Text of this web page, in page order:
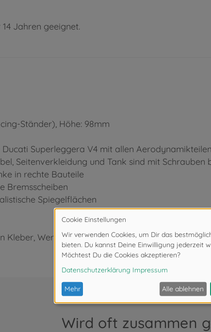
Jahren geeignet.
Ständer), Höhe: 98mm
Superleggera V4 mit allen Aerodynamikteilen
Seitenverkleidung und Tank sind mit Schrauben
in rechte Bauteile
Bremsscheiben
Spiegelflächen
Kleber, Werkzeug und Farben benötigt
Wird oft zusammen